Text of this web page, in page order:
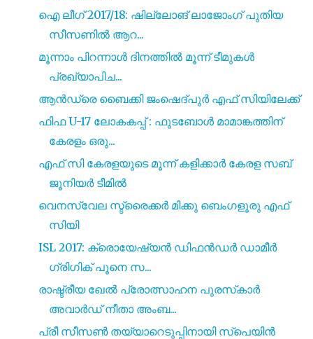
ഐ ലീഗ് 2017/18: ഷില്ലോങ് ലാജോംഗ് പുതിയ
സീസണിൽ ആറ...
മൂന്നാം പിറന്നാൾ ദിനത്തിൽ മൂന്ന് ടീമുകൾ
പ്രഖ്യാപിച...
ആൻഡ്രെ ബൈക്കി ജംഷെദ്പുർ എഫ് സിയിലേക്ക്
ഫിഫ U-17 ലോകകപ്പ് : ഫുടബോൾ മാമാങ്കത്തിന്
കേരളം ഒരു...
എഫ് സി കേരളയുടെ മൂന്ന് കളിക്കാർ കേരള സബ്
ജൂനിയർ ടീമിൽ
വെനസ്വേല സ്ട്രൈക്കർ മിക്കു ബെംഗളൂരു എഫ്
സിയി
ISL 2017: ക്രൊയേഷ്യൻ ഡിഫൻഡർ ഡാമീർ
ഗ്രിഗിക് പൂനെ സ...
രാഷ്ട്രീയ ഖേൽ പ്രോത്സാഹന പുരസ്‌കാർ
അവാർഡ് നീതാ അംബ...
പ്രീ സീസൺ തയ്യാറെടുപ്പിനായി സ്പെയിൻ